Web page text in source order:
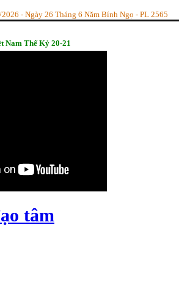
- Ngày 26 Tháng 6 Năm Bính Ngọ - PL 2565
Nam Thế Kỷ 20-21
tâm